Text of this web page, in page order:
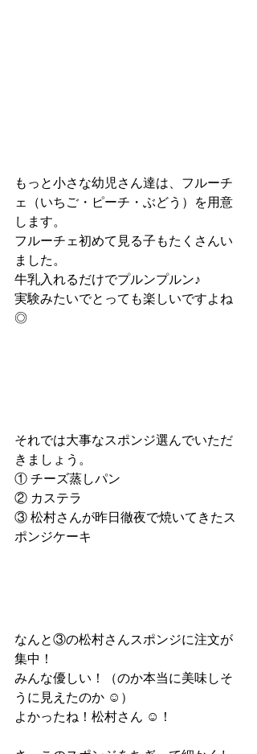
もっと小さな幼児さん達は、フルーチ
ェ（いちご・ピーチ・ぶどう）を用意
します。
フルーチェ初めて見る子もたくさんい
ました。
牛乳入れるだけでプルンプルン♪
実験みたいでとっても楽しいですよね
◎
それでは大事なスポンジ選んでいただ
きましょう。
① チーズ蒸しパン
② カステラ
③ 松村さんが昨日徹夜で焼いてきたス
ポンジケーキ
なんと③の松村さんスポンジに注文が
集中！
みんな優しい！（のか本当に美味しそ
うに見えたのか ☺︎）
よかったね！松村さん ☺︎！